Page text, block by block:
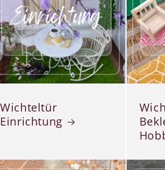
Wichteltür
Einrichtung